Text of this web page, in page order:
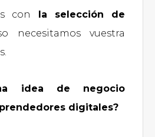
con
la selección de
necesitamos vuestra
idea de negocio
digitales?